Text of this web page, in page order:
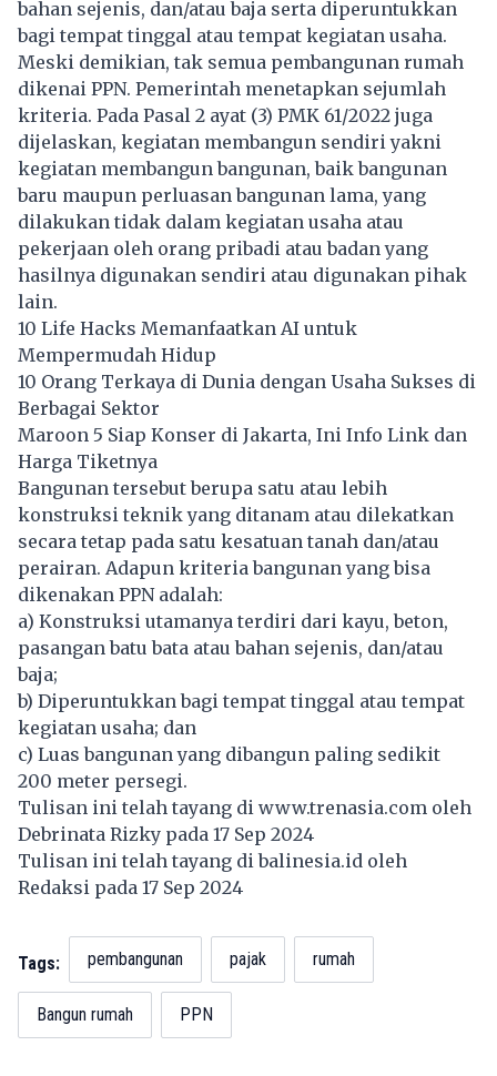
bahan sejenis, dan/atau baja serta diperuntukkan
bagi tempat tinggal atau tempat kegiatan usaha.
Meski demikian, tak semua pembangunan rumah
dikenai PPN. Pemerintah menetapkan sejumlah
kriteria. Pada Pasal 2 ayat (3) PMK 61/2022 juga
dijelaskan, kegiatan membangun sendiri yakni
kegiatan membangun bangunan, baik bangunan
baru maupun perluasan bangunan lama, yang
dilakukan tidak dalam kegiatan usaha atau
pekerjaan oleh orang pribadi atau badan yang
hasilnya digunakan sendiri atau digunakan pihak
lain.
10 Life Hacks Memanfaatkan AI untuk
Mempermudah Hidup
10 Orang Terkaya di Dunia dengan Usaha Sukses di
Berbagai Sektor
Maroon 5 Siap Konser di Jakarta, Ini Info Link dan
Harga Tiketnya
Bangunan tersebut berupa satu atau lebih
konstruksi teknik yang ditanam atau dilekatkan
secara tetap pada satu kesatuan tanah dan/atau
perairan. Adapun kriteria bangunan yang bisa
dikenakan PPN adalah:
a) Konstruksi utamanya terdiri dari kayu, beton,
pasangan batu bata atau bahan sejenis, dan/atau
baja;
b) Diperuntukkan bagi tempat tinggal atau tempat
kegiatan usaha; dan
c) Luas bangunan yang dibangun paling sedikit
200 meter persegi.
Tulisan ini telah tayang di www.trenasia.com oleh
Debrinata Rizky pada 17 Sep 2024
Tulisan ini telah tayang dibalinesia.id oleh
Redaksi pada 17 Sep 2024
Tags: pembangunan pajak rumah
Bangun rumah PPN